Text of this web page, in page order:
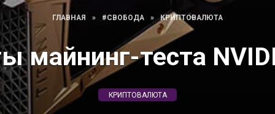
ГЛАВНАЯ » #СВОБОДА » КРИПТОВАЛЮТА
майнинг-теста
КРИПТОВАЛЮТА